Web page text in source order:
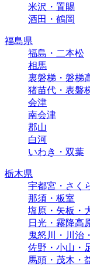
米沢・置賜
酒田・鶴岡
福島県
福島・二本松
相馬
裏磐梯・磐梯
猪苗代・表磐
会津
南会津
郡山
白河
いわき・双葉
栃木県
宇都宮・さく
那須・板室
塩原・矢板・
日光・霧降高
鬼怒川・川治
佐野・小山・
馬頭・茂木・